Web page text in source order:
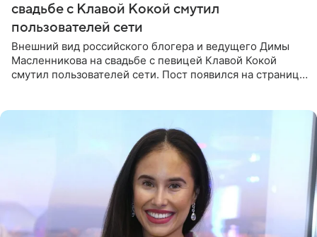
свадьбе с Клавой Кокой смутил
пользователей сети
Внешний вид российского блогера и ведущего Димы
Масленникова на свадьбе с певицей Клавой Кокой
смутил пользователей сети. Пост появился на странице